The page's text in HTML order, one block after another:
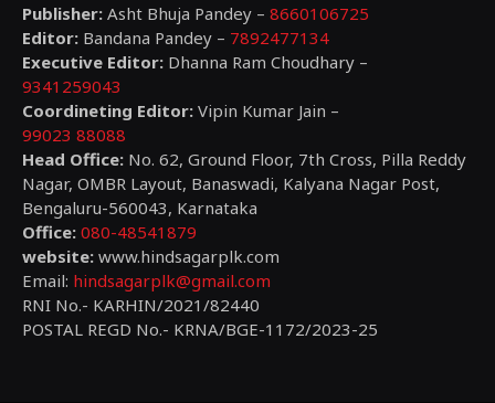
Publisher: Asht Bhuja Pandey – 8660106725
Editor: Bandana Pandey – 7892477134
Executive Editor: Dhanna Ram Choudhary –
9341259043
Coordineting Editor: Vipin Kumar Jain –
99023 88088
Head Office: No. 62, Ground Floor, 7th Cross, Pilla Reddy
Nagar, OMBR Layout, Banaswadi, Kalyana Nagar Post,
Bengaluru-560043, Karnataka
Office: 080-48541879
website: www.hindsagarplk.com
Email: hindsagarplk@gmail.com
RNI No.- KARHIN/2021/82440
POSTAL REGD No.- KRNA/BGE-1172/2023-25